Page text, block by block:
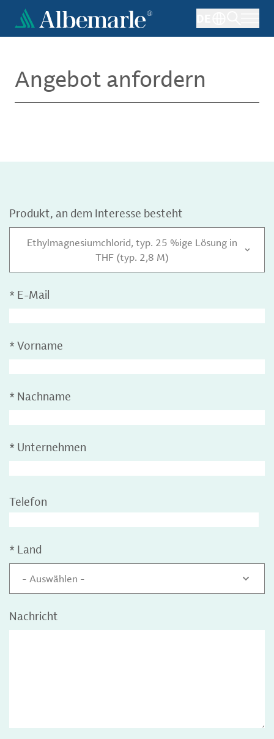
Direkt
zum
Inhalt
Angebot anfordern
Produkt, an dem Interesse besteht
Ethylmagnesiumchlorid, typ. 25 %ige Lösung in
THF (typ. 2,8 M)
* E-Mail
* Vorname
* Nachname
* Unternehmen
Telefon
* Land
- Auswählen -
Nachricht